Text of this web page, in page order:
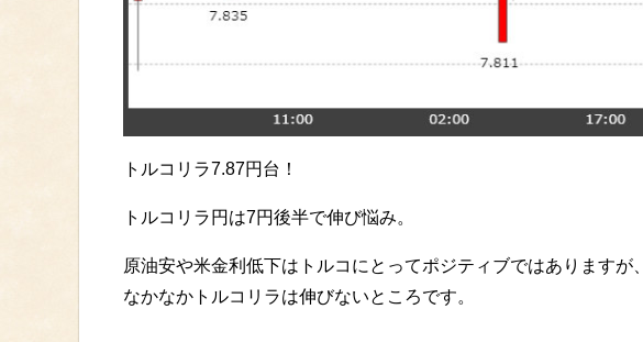
トルコリラ7.87円台！
トルコリラ円は7円後半で伸び悩み。
原油安や米金利低下はトルコにとってポジティブではありますが、
なかなかトルコリラは伸びないところです。